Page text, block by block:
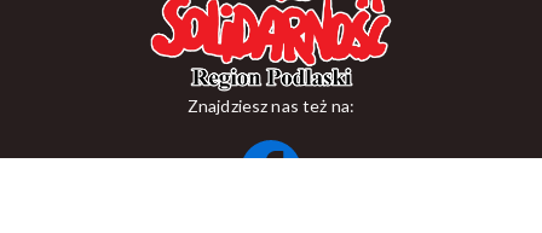
Znajdziesz nas też na: